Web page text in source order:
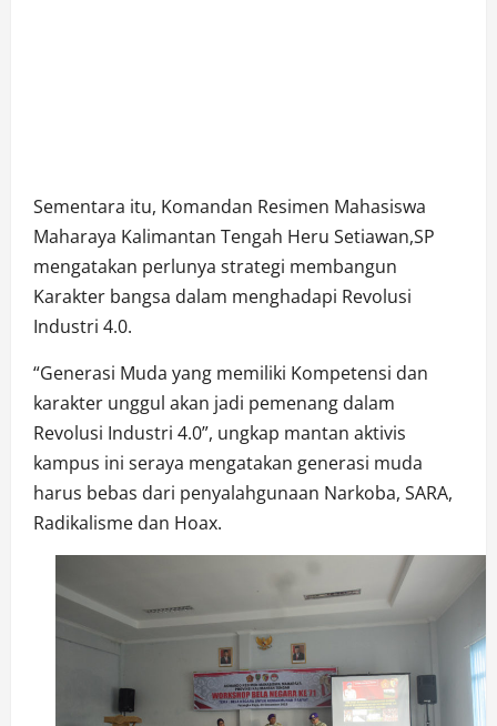
Sementara itu, Komandan Resimen Mahasiswa
Maharaya Kalimantan Tengah Heru Setiawan,SP
mengatakan perlunya strategi membangun
Karakter bangsa dalam menghadapi Revolusi
Industri 4.0.
“Generasi Muda yang memiliki Kompetensi dan
karakter unggul akan jadi pemenang dalam
Revolusi Industri 4.0”, ungkap mantan aktivis
kampus ini seraya mengatakan generasi muda
harus bebas dari penyalahgunaan Narkoba, SARA,
Radikalisme dan Hoax.